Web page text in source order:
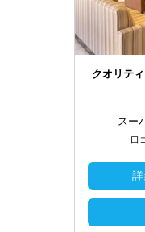
クオリテ
スー
口